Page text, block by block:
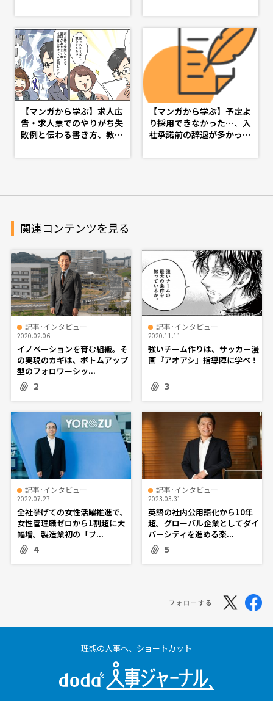
j）- 理想の人事へ、ショー
トカット
【マンガから学ぶ】求人広
告・求人票でのやりがち失
敗例と伝わる書き方、教え
【マンガから学ぶ】予定よ
り採用できなかった…、入
社承諾前の辞退が多かっ
見直し・入社承諾フォロー
関連コンテンツを見る
記事･インタビュー
2020.02.06
イノベーションを育む組織。そ
の実現のカギは、ボトムアップ
型のフォロワーシッ...
2
記事･インタビュー
2020.11.11
強いチーム作りは、サッカー漫
画『アオアシ』指導陣に学べ！
3
記事･インタビュー
2022.07.27
全社挙げての女性活躍推進で、
女性管理職ゼロから1割超に大
幅増。製造業初の「プ...
4
記事･インタビュー
2023.03.31
英語の社内公用語化から10年
超。グローバル企業としてダイ
バーシティを進める楽...
5
フォローする
理想の人事へ、ショートカット